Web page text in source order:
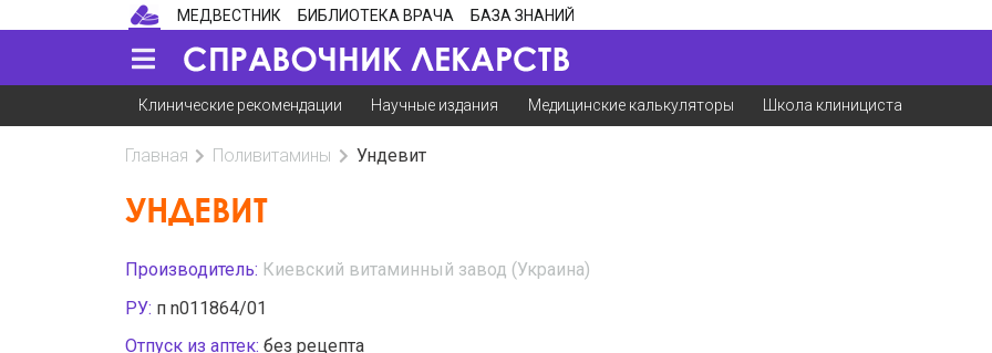
МЕДВЕСТНИК БИБЛИОТЕКА ВРАЧА БАЗА ЗНАНИЙ
Клинические рекомендации Научные издания Медицинские калькуляторы Школа клинициста
Главная Поливитамины Ундевит
УНДЕВИТ
Производитель: Киевский витаминный завод (Украина)
РУ: п n011864/01
Отпуск из аптек: без рецепта